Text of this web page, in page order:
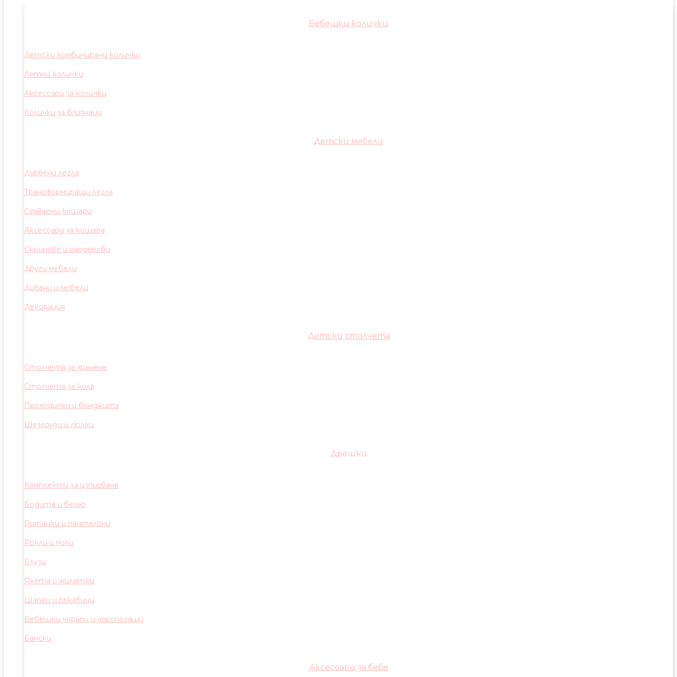
Бебешки колички
Детски комбинирани колички
Летни колички
Аксесоари за колички
Колички за близнаци
Детски мебели
Дървени легла
Трансформиращи легла
Сгъваеми кошари
Аксесоари за кошара
Скринове и гардероби
Други мебели
Дивани и мебели
Декорация
Детски столчета
Столчета за хранене
Столчета за кола
Проходилки и бънджита
Шезлонзи и люлки
Дрешки
Комплекти за изписване
Бодита и бельо
Ританки и панталони
Рокли и поли
Блузи
Якета и жилетки
Шапки и ръкавици
Бебешки чорапи и чоропогащи
Бански
Аксесоари за бебе